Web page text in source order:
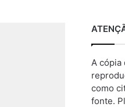
A cópia
como
fonte.